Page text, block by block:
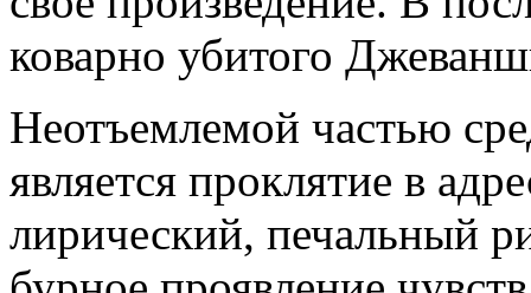
коварно убитого
Неотъемлемой частью
является проклятие в
лирический, печальный